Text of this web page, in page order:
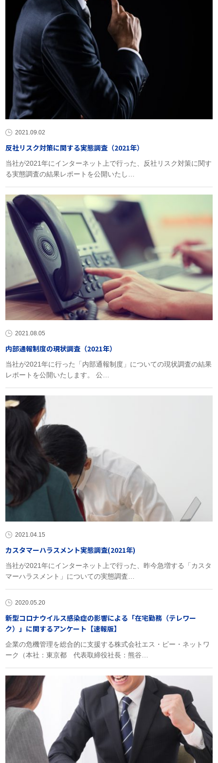
2021.09.02
反社リスク対策に関する実態調査（2021年）
当社が2021年にインターネット上で行った、反社リスク対策に関す
る実態調査の結果レポートを公開いたし…
2021.08.05
内部通報制度の現状調査（2021年）
当社が2021年に行った「内部通報制度」についての現状調査の結果
レポートを公開いたします。 公…
2021.04.15
カスタマーハラスメント実態調査(2021年)
当社が2021年にインターネット上で行った、昨今急増する「カスタ
マーハラスメント」についての実態調査…
2020.05.20
新型コロナウイルス感染症の影響による「在宅勤務（テレワー
ク）」に関するアンケート【速報版】
企業の危機管理を総合的に支援する株式会社エス・ピー・ネットワ
ーク（本社：東京都 代表取締役社長：熊谷…